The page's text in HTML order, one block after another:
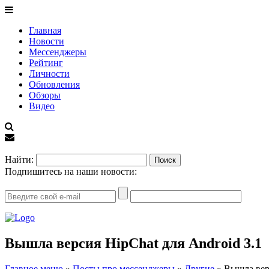
Главная
Новости
Мессенджеры
Рейтинг
Личности
Обновления
Обзоры
Видео
Найти:
Подпишитесь на наши новости:
Вышла версия HipChat для Android 3.1